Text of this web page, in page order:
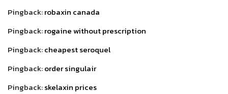
Pingback:robaxin canada
Pingback:rogaine without prescription
Pingback:cheapest seroquel
Pingback:order singulair
Pingback:skelaxin prices